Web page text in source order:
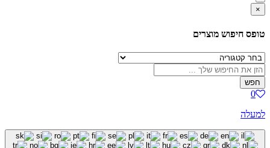
×
טופס חיפוש מוצרים
חפש
0
למעלה